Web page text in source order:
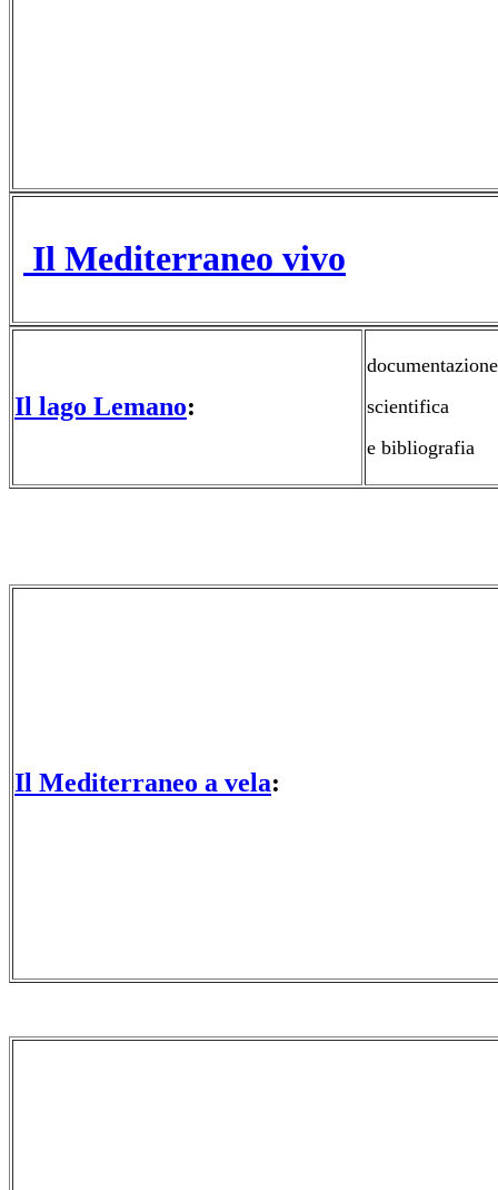
Il Mediterraneo vivo
Il lago Lemano:
documentazione
scientifica
e bibliografia
Il Mediterraneo a vela: